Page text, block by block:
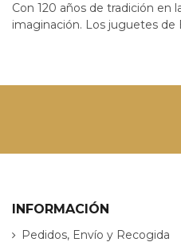
Con 120 años de tradición en
imaginación. Los juguetes de
INFORMACIÓN
Pedidos, Envío y Recogida